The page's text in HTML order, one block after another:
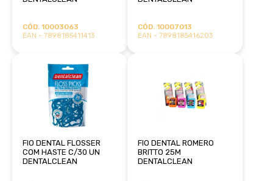
CÓD. 10003063
EAN - 7898185411413
CÓD. 10007013
EAN - 7898185416203
FIO DENTAL FLOSSER
COM HASTE C/30 UN
DENTALCLEAN
FIO DENTAL ROMERO
BRITTO 25M
DENTALCLEAN